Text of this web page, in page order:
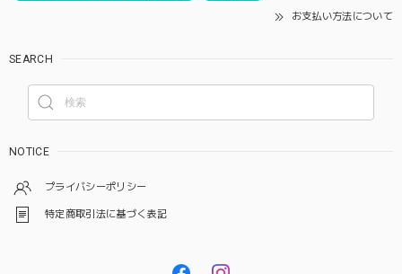
お支払い方法について
SEARCH
NOTICE
プライバシーポリシー
特定商取引法に基づく表記